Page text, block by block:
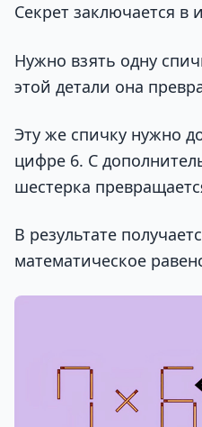
Секрет заключается
Нужно взять одну
этой детали она
Эту же спичку нужно
цифре 6. С
шестерка
В результате
математическое